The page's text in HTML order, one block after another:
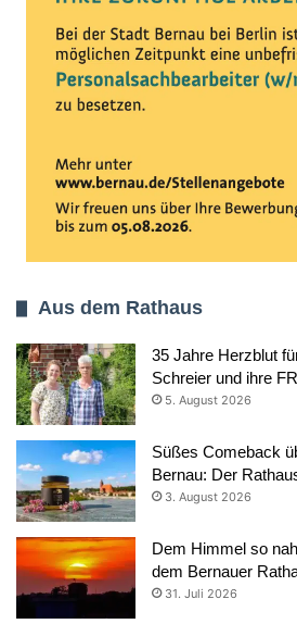
Aus dem Rathaus
35 Jahre Herzblut
Schreier und ihre
5. August 2026
Süßes Comeback
Bernau: Der
3. August 2026
Dem Himmel so
dem Bernauer
31. Juli 2026